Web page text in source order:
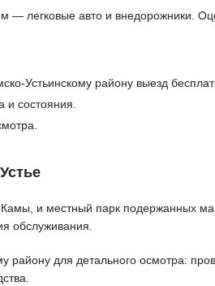
— легковые авто и внедорожники.
Устьинскому району выезд
и состояния.
и местный парк подержанных
обслуживания.
для детального осмотра: